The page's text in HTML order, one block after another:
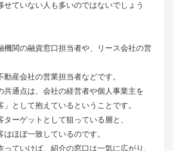
せていない人も多いのではないでしょう
機関の融資窓口担当者や、リース会社の営
産会社の営業担当者などです。
共通点は、会社の経営者や個人事業主を
として抱えているということです。
ーゲットとして狙っている層と、
ほぼ一致しているのです。
ていけば、紹介の窓口は一気に広がり、